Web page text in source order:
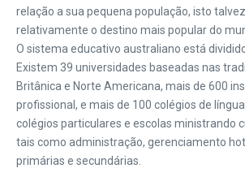
relação a sua pequena população, isto
relativamente o destino mais popular do
O sistema educativo australiano está
Existem 39 universidades baseadas nas
Britânica e Norte Americana, mais de 600
profissional, e mais de 100 colégios de
colégios particulares e escolas ministrando
tais como administração, gerenciamento
primárias e secundárias.